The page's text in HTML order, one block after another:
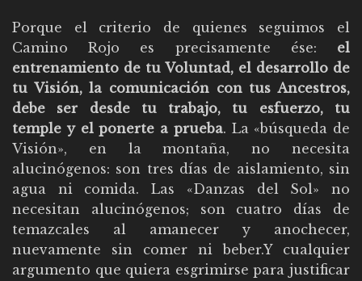
Porque el criterio de quienes seguimos el
Camino Rojo es precisamente ése: el
entrenamiento de tu Voluntad, el desarrollo de
tu Visión, la comunicación con tus Ancestros,
debe ser desde tu trabajo, tu esfuerzo, tu
temple y el ponerte a prueba. La «búsqueda de
Visión», en la montaña, no necesita
alucinógenos: son tres días de aislamiento, sin
agua ni comida. Las «Danzas del Sol» no
necesitan alucinógenos; son cuatro días de
temazcales al amanecer y anochecer,
nuevamente sin comer ni beber.Y cualquier
argumento que quiera esgrimirse para justificar